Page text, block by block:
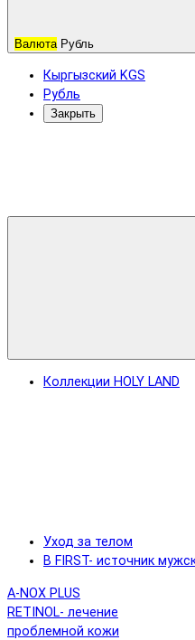
Валюта Рубль
Кыргызский KGS
Рубль
Закрыть
Коллекции HOLY LAND
Уход за телом
B FIRST- источник
A-NOX PLUS
RETINOL- лечение
проблемной кожи